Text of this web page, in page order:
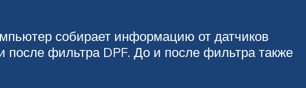
собирает информацию от датчиков
после фильтра DPF. До и после фильтра также